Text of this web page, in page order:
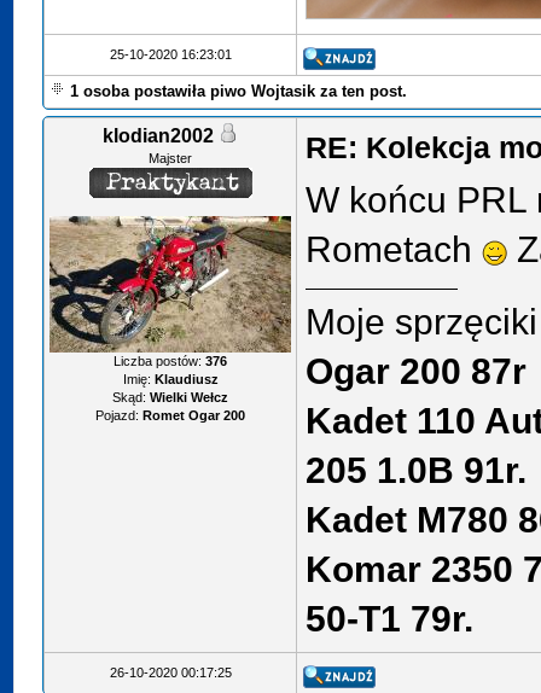
25-10-2020 16:23:01
1 osoba postawiła piwo Wojtasik za ten post.
klodian2002
Majster
Liczba postów:376
Imię: Klaudiusz
Skąd: Wielki Wełcz
Pojazd: Romet Ogar 200
RE: Kolekcja
W końcu PRL
Rometach
Moje
Ogar 200 87r
Kadet 110
205 1.0B 91r.
Kadet M780
Komar 2350
50-T1 79r.
26-10-2020 00:17:25